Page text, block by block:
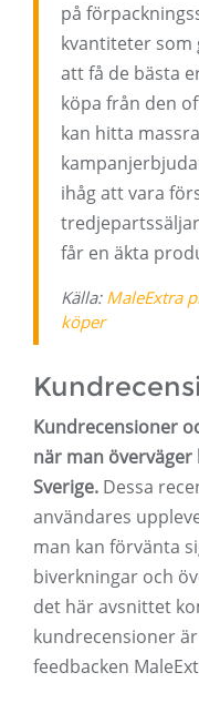
på
kvantiteter som
att få de bästa
köpa från den
kan hitta
ihåg att vara
får en äkta
Källa: MaleExtra
köper
Kundrecensioner
när man överväger
Sverige. Dessa
användares
man kan förvänta
biverkningar och
det här avsnittet
kundrecensioner
feedbacken